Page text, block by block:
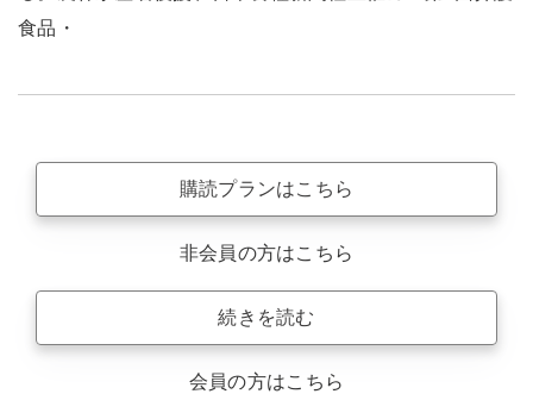
食品・
購読プランはこちら
非会員の方はこちら
続きを読む
会員の方はこちら